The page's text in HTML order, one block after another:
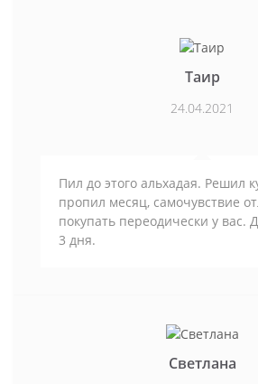
Таир
24.04.2021
Пил до этого альхадая. Решил
пропил месяц, самочувствие
покупать переодически у вас.
3 дня.
Светлана